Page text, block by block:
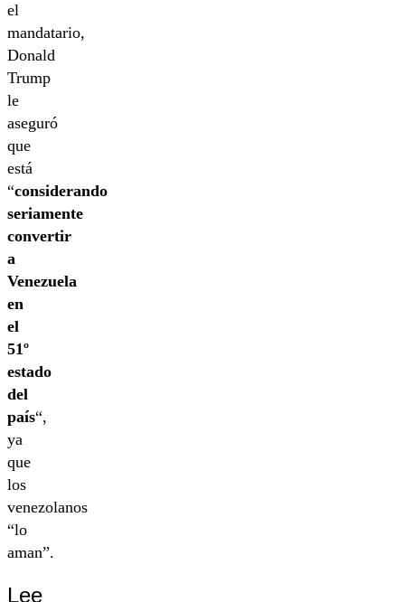
el
mandatario,
Donald
Trump
le
aseguró
que
está
“considerando
seriamente
convertir
a
Venezuela
en
el
51º
estado
del
país“,
ya
que
los
venezolanos
“lo
aman”.
Lee